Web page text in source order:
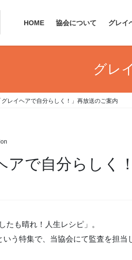
HOME 協会について グレイ
グレ
グレイヘアで⾃分らしく！」再放送のご案内
アで⾃分らしく
たも晴れ！⼈⽣レシピ」。
いう特集で、当協会にて監査を担